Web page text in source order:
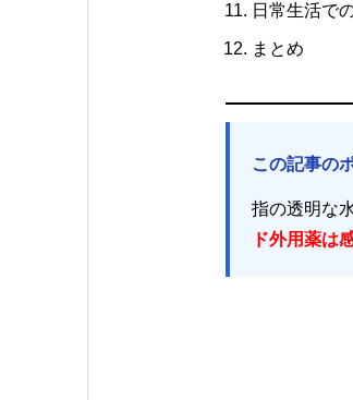
日常生活で
まとめ
この記事の
指の透明な
ド外用薬は